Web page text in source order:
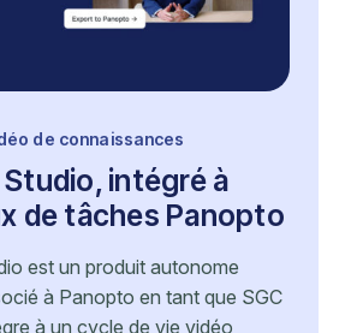
de connaissances
intégré à
de tâches Panopto
est un produit autonome
à Panopto en tant que SGC
à un cycle de vie vidéo